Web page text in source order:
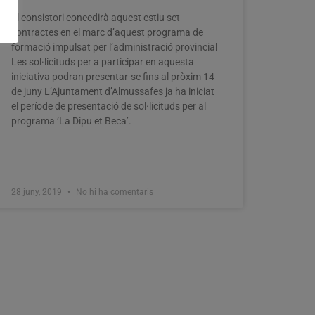
El consistori concedirà aquest estiu set
contractes en el marc d’aquest programa de
formació impulsat per l’administració provincial
Les sol·licituds per a participar en aquesta
iniciativa podran presentar-se fins al pròxim 14
de juny L’Ajuntament d’Almussafes ja ha iniciat
el període de presentació de sol·licituds per al
programa ‘La Dipu et Beca’.
28 juny, 2019 No hi ha comentaris